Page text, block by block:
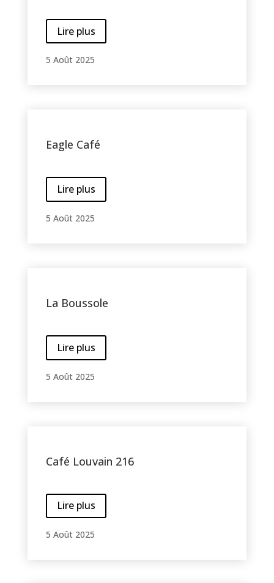
Lire plus
5 Août 2025
Eagle Café
Lire plus
5 Août 2025
La Boussole
Lire plus
5 Août 2025
Café Louvain 216
Lire plus
5 Août 2025